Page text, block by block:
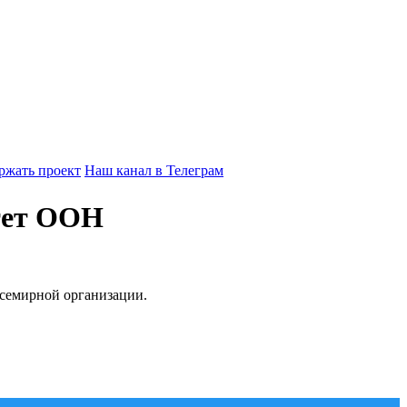
проект Наш канал в Телеграм
ООН
организации.